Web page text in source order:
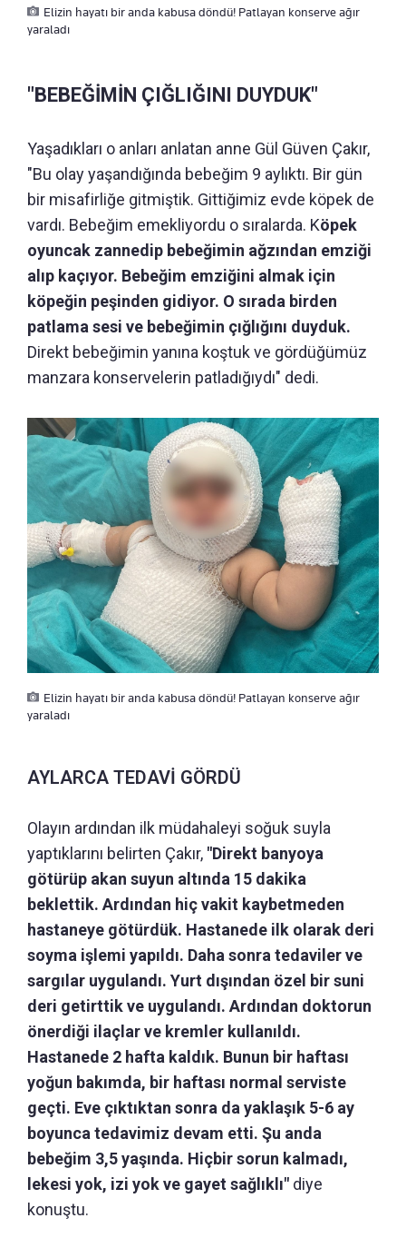
Elizin hayatı bir anda kabusa döndü! Patlayan konserve ağır
yaraladı
"BEBEĞİMİN ÇIĞLIĞINI DUYDUK"
Yaşadıkları o anları anlatan anne Gül Güven Çakır,
"Bu olay yaşandığında bebeğim 9 aylıktı. Bir gün
bir misafirliğe gitmiştik. Gittiğimiz evde köpek de
vardı. Bebeğim emekliyordu o sıralarda. Köpek
oyuncak zannedip bebeğimin ağzından emziği
alıp kaçıyor. Bebeğim emziğini almak için
köpeğin peşinden gidiyor. O sırada birden
patlama sesi ve bebeğimin çığlığını duyduk.
Direkt bebeğimin yanına koştuk ve gördüğümüz
manzara konservelerin patladığıydı" dedi.
Elizin hayatı bir anda kabusa döndü! Patlayan konserve ağır
yaraladı
AYLARCA TEDAVİ GÖRDÜ
Olayın ardından ilk müdahaleyi soğuk suyla
yaptıklarını belirten Çakır, "Direkt banyoya
götürüp akan suyun altında 15 dakika
beklettik. Ardından hiç vakit kaybetmeden
hastaneye götürdük. Hastanede ilk olarak deri
soyma işlemi yapıldı. Daha sonra tedaviler ve
sargılar uygulandı. Yurt dışından özel bir suni
deri getirttik ve uygulandı. Ardından doktorun
önerdiği ilaçlar ve kremler kullanıldı.
Hastanede 2 hafta kaldık. Bunun bir haftası
yoğun bakımda, bir haftası normal serviste
geçti. Eve çıktıktan sonra da yaklaşık 5-6 ay
boyunca tedavimiz devam etti. Şu anda
bebeğim 3,5 yaşında. Hiçbir sorun kalmadı,
lekesi yok, izi yok ve gayet sağlıklı" diye
konuştu.